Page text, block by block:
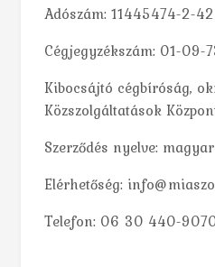
Adószám: 11445474-2-42
Cégjegyzékszám: 01-09-
Kibocsájtó cégbíróság,
Közszolgáltatások
Szerződés nyelve: magyar
Elérhetőség:
Telefon: 06 30 440-